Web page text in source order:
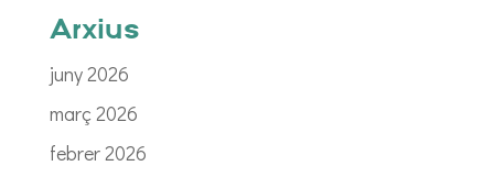
Arxius
juny 2026
març 2026
febrer 2026